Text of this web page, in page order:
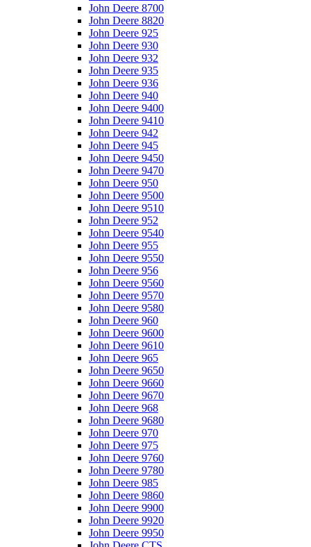
John Deere 8700
John Deere 8820
John Deere 925
John Deere 930
John Deere 932
John Deere 935
John Deere 936
John Deere 940
John Deere 9400
John Deere 9410
John Deere 942
John Deere 945
John Deere 9450
John Deere 9470
John Deere 950
John Deere 9500
John Deere 9510
John Deere 952
John Deere 9540
John Deere 955
John Deere 9550
John Deere 956
John Deere 9560
John Deere 9570
John Deere 9580
John Deere 960
John Deere 9600
John Deere 9610
John Deere 965
John Deere 9650
John Deere 9660
John Deere 9670
John Deere 968
John Deere 9680
John Deere 970
John Deere 975
John Deere 9760
John Deere 9780
John Deere 985
John Deere 9860
John Deere 9900
John Deere 9920
John Deere 9950